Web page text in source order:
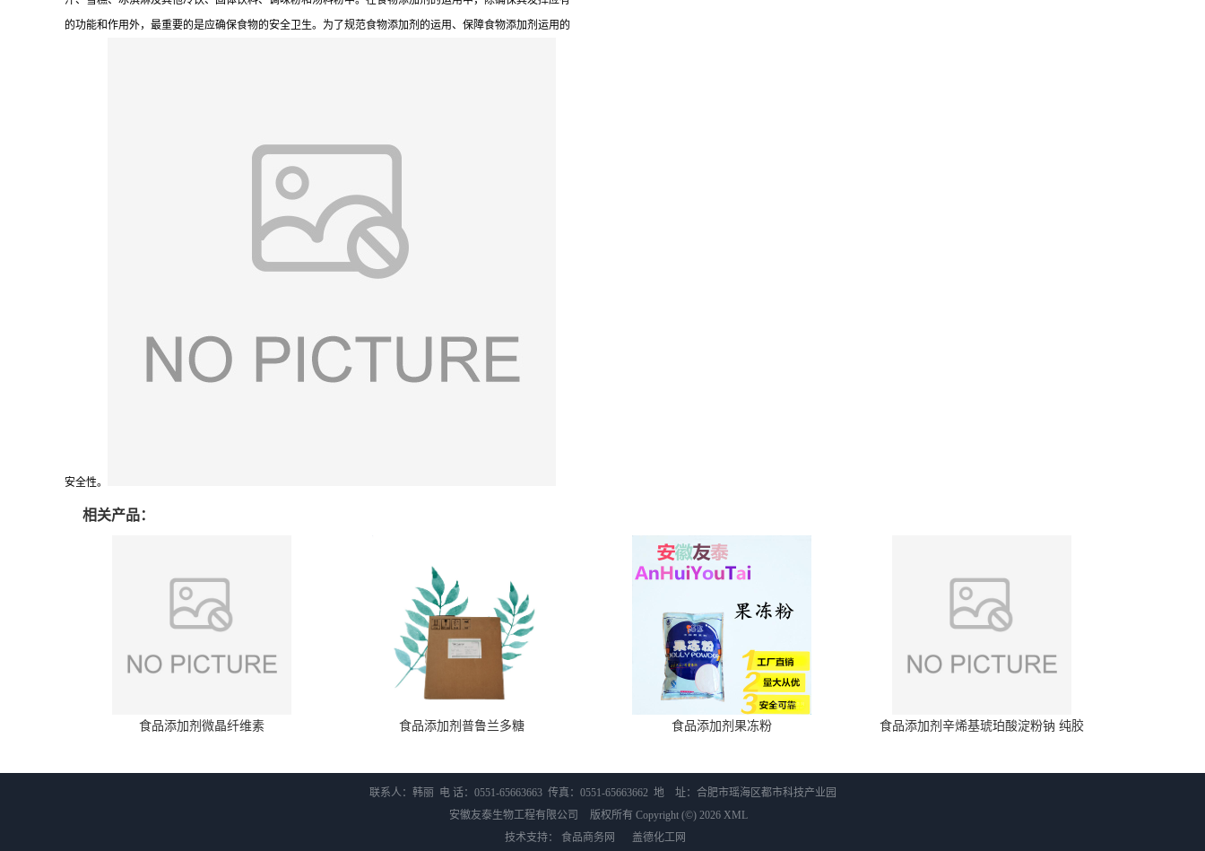
的功能和作用外，最重要的是应确保食物的安全卫生。为了规范食物添加剂的运用、保障食物添加剂运用的
安全性。
相关产品：
食品添加剂微晶纤维素 食品添加剂普鲁兰多糖 食品添加剂果冻粉 食品添加剂辛烯基琥珀酸淀粉钠 纯胶
联系人：韩丽 电 话：0551-65663663 传真：0551-65663662 地 址：合肥市瑶海区都市科技产业园
安徽友泰生物工程有限公司
版权所有 Copyright (©) 2026 XML
技术支持： 食品商务网 盖德化工网